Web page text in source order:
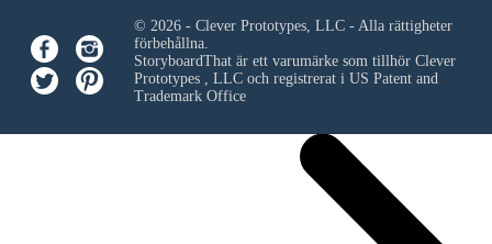
© 2026 - Clever Prototypes, LLC - Alla rättigheter
förbehållna.
StoryboardThat är ett varumärke som tillhör Clever
Prototypes , LLCoch registrerat i US Patent and
Trademark Office